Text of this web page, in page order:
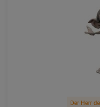
Der Herr